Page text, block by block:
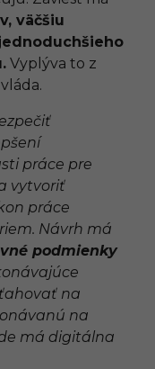
väčšiu
Vyplýva to z
práce pre
vytvoriť
práce
Návrh má
podmienky
na
na
má digitálna